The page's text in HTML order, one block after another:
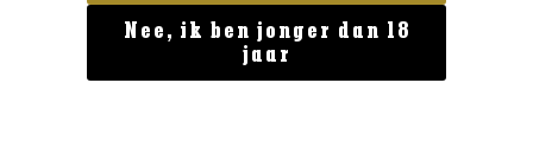
Land van herkomst
Millstone Oloroso Sherry 200ml
16,99
Nee, ik ben jonger dan 18
jaar